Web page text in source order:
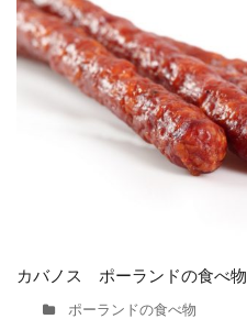
カバノス ポーランドの食べ物
ポーランドの食べ物